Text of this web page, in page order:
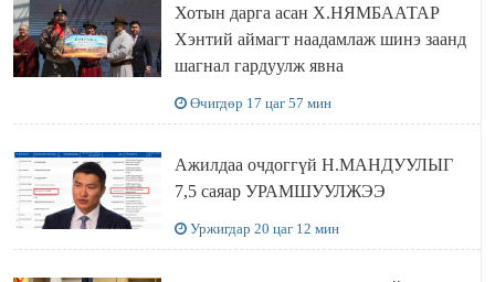
Хотын дарга асан Х.НЯМБААТАР
Хэнтий аймагт наадамлаж шинэ заанд
шагнал гардуулж явна
Өчигдөр 17 цаг 57 мин
Ажилдаа очдоггүй Н.МАНДУУЛЫГ
7,5 саяар УРАМШУУЛЖЭЭ
Уржигдар 20 цаг 12 мин